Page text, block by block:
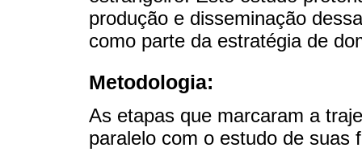
produção e disseminação
como parte da estratégia de
Metodologia:
As etapas que marcaram a
paralelo com o estudo de suas